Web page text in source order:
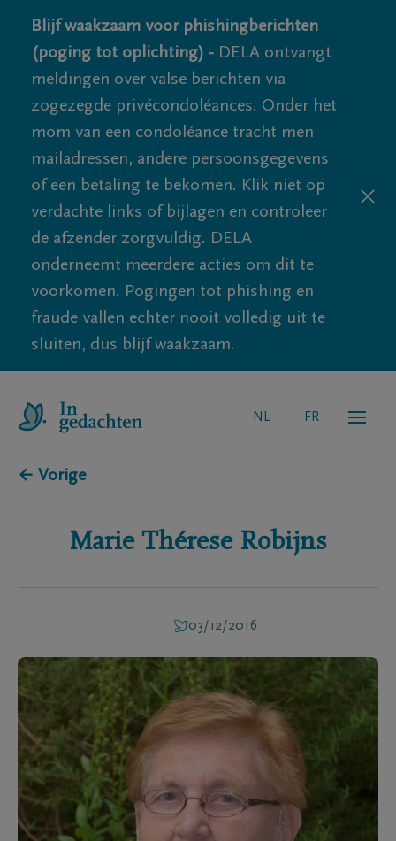
Blijf waakzaam voor phishingberichten
(poging tot oplichting) - DELA ontvangt
meldingen over valse berichten via
zogezegde privécondoléances. Onder het
mom van een condoléance tracht men
mailadressen, andere persoonsgegevens
of een betaling te bekomen. Klik niet op
verdachte links of bijlagen en controleer
de afzender zorgvuldig. DELA
onderneemt meerdere acties om dit te
voorkomen. Pogingen tot phishing en
fraude vallen echter nooit volledig uit te
sluiten, dus blijf waakzaam.
NL FR
← Vorige
Marie Thérese Robijns
03/12/2016